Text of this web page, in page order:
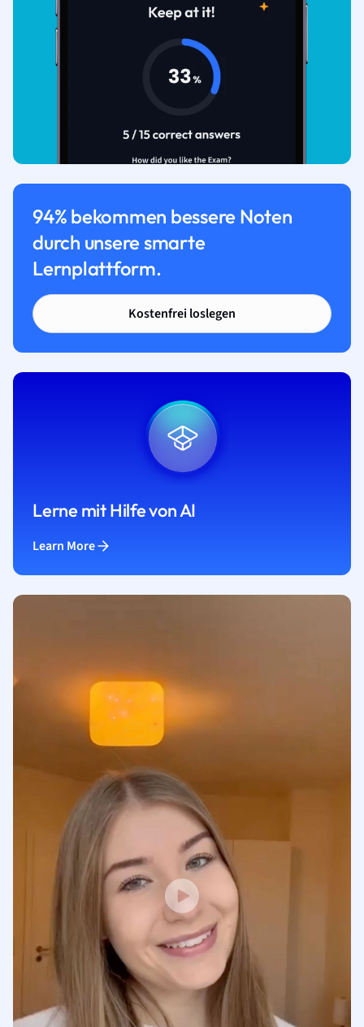
94% bekommen bessere Noten
durch unsere smarte
Lernplattform.
Kostenfrei loslegen
Lerne mit Hilfe von AI
Learn More